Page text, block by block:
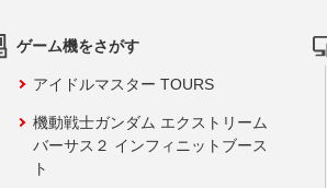
ゲーム機をさがす
アイドルマスター TOURS
機動戦士ガンダム エクストリーム
バーサス２ インフィニットブース
ト